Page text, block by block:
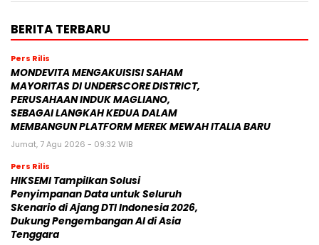
BERITA TERBARU
Pers Rilis
MONDEVITA MENGAKUISISI SAHAM
MAYORITAS DI UNDERSCORE DISTRICT,
PERUSAHAAN INDUK MAGLIANO,
SEBAGAI LANGKAH KEDUA DALAM
MEMBANGUN PLATFORM MEREK MEWAH ITALIA BARU
Jumat, 7 Agu 2026 - 09:32 WIB
Pers Rilis
HIKSEMI Tampilkan Solusi
Penyimpanan Data untuk Seluruh
Skenario di Ajang DTI Indonesia 2026,
Dukung Pengembangan AI di Asia
Tenggara